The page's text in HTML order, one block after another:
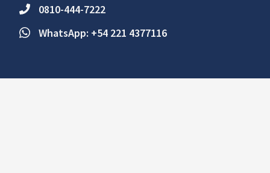
0810-444-7222
WhatsApp: +54 221 4377116